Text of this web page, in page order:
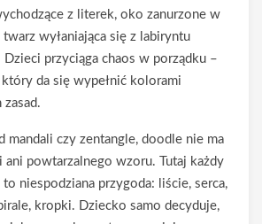
z literek, oko zanurzone w
wyłaniająca się z labiryntu
przyciąga chaos w porządku –
który da się wypełnić kolorami
zasad.
mandali czy zentangle, doodle nie ma
powtarzalnego wzoru. Tutaj każdy
niespodziana przygoda: liście, serca,
kropki. Dziecko samo decyduje,